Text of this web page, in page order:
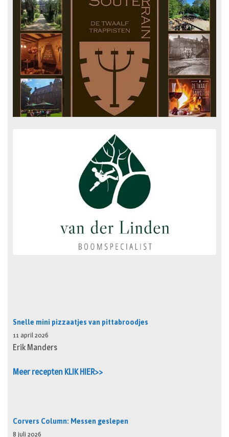
Snelle mini pizzaatjes van pittabroodjes
11 april 2026
Erik Manders
Meer recepten KLIK HIER>>
Corvers Column: Messen geslepen
8 juli 2026